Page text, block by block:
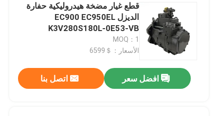
قطع غيار مضخة هيدروليكية حفارة
الديزل EC900 EC950EL
K3V280S180L-0E53-VB
MOQ：1
الأسعار：＄6599
افضل سعر اتصل بنا